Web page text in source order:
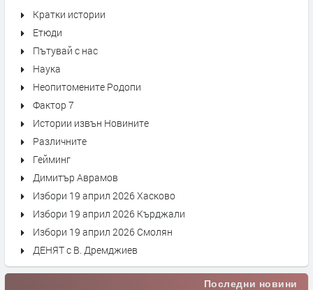
Кратки истории
Етюди
Пътувай с нас
Наука
Неопитомените Родопи
Фактор 7
Истории извън Новините
Различните
Гейминг
Димитър Аврамов
Избори 19 април 2026 Хасково
Избори 19 април 2026 Кърджали
Избори 19 април 2026 Смолян
ДЕНЯТ с В. Дремджиев
Последни новини